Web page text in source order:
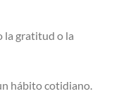
la gratitud o la
hábito cotidiano.